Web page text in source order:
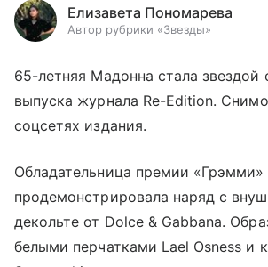
Елизавета Пономарева
Автор рубрики «Звезды»
65-летняя Мадонна стала звездой
выпуска журнала Re-Edition.
соцсетях издания.
Обладательница премии «Грэмми»
продемонстрировала наряд с
декольте от Dolce & Gabbana.
белыми перчатками Lael Osness и